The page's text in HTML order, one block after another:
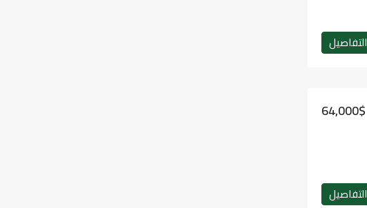
التفاصيل
64,000$
التفاصيل